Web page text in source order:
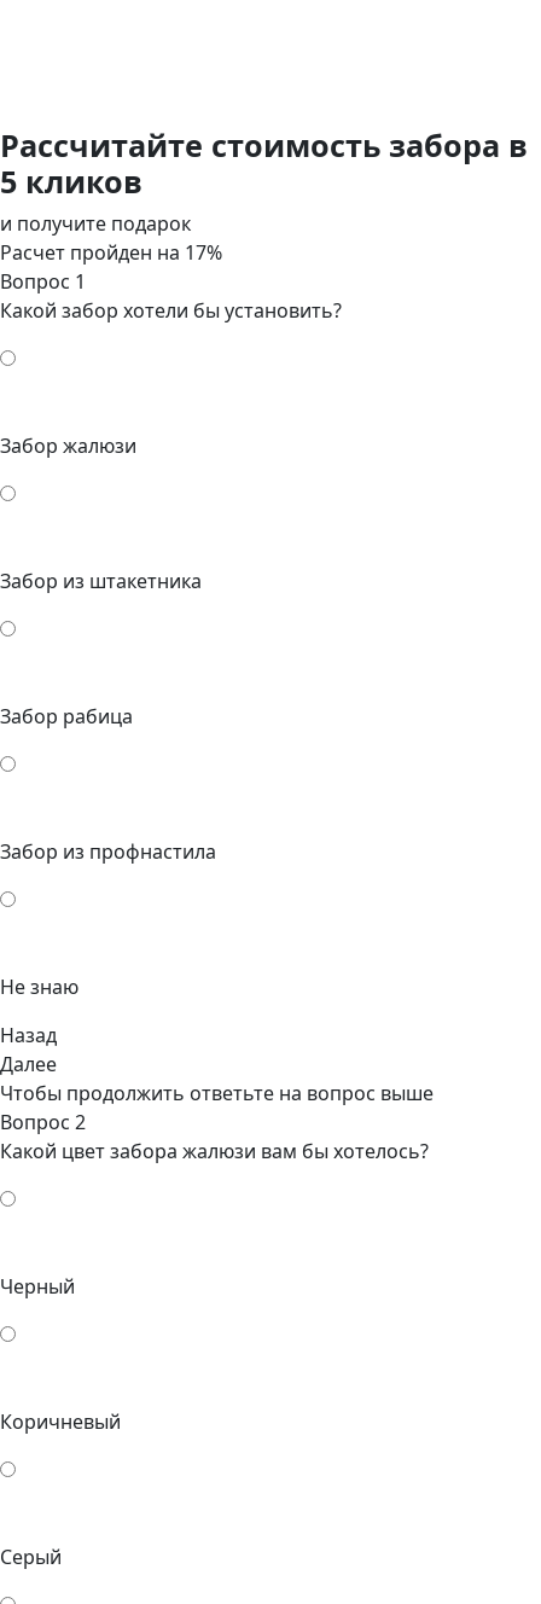
Рассчитайте стоимость забора в
5 кликов
и получите подарок
Расчет пройден на 17%
Вопрос 1
Какой забор хотели бы установить?
Забор жалюзи
Забор из штакетника
Забор рабица
Забор из профнастила
Не знаю
Назад
Далее
Чтобы продолжить ответьте на вопрос выше
Вопрос 2
Какой цвет забора жалюзи вам бы хотелось?
Черный
Коричневый
Серый